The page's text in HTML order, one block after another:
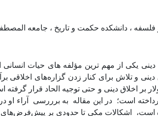
فلسفه ، دانشکده حکمت و تاریخ ، جامعه
یکی از مهم ترین مؤلفه های حیات
دینی و تلاش برای کنار زدن گزاره‌های اخلاقی
بر اخلاق دینی و حتی توجیه الحاد قرار
است؛ در این مقاله به برررسی آراء او
است، اشکالات مکی تا حدودی بر پیش‌فرض‌های